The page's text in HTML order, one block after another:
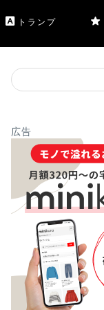
トランプ
広告